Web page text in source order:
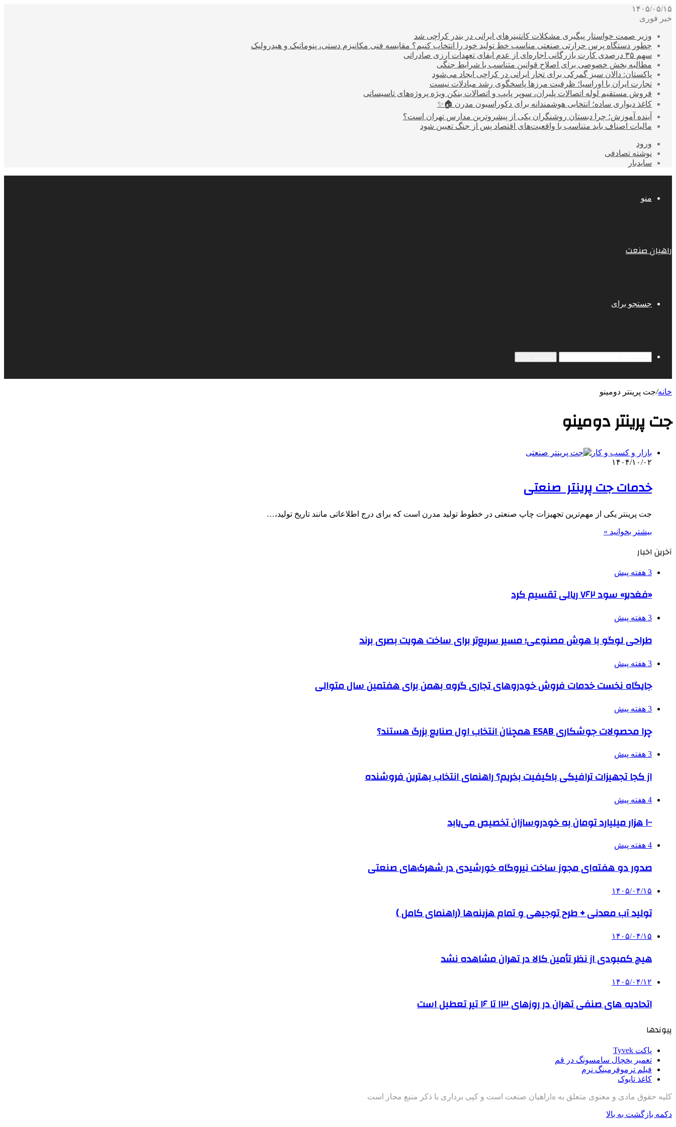
۱۴۰۵/۰۵/۱۵
خبر فوری
وزیر صمت خواستار پیگیری مشکلات کانتینرهای ایرانی در بندر کراچی شد
چطور دستگاه پرس حرارتی صنعتی مناسب خط تولید خود را انتخاب کنیم؟ مقایسه فنی مکانیزم دستی، پنوماتیک و هیدرولیک
سهم ۳۵ درصدی کارت بازرگانی اجاره‌ای از عدم ایفای تعهدات ارزی صادراتی
مطالبه بخش خصوصی برای اصلاح قوانین متناسب با شرایط جنگی
پاکستان: دالان سبز گمرکی برای تجار ایرانی در کراچی ایجاد می‌شود
تجارت ایران با اوراسیا؛ ظرفیت مرزها پاسخگوی رشد مبادلات نیست
فروش مستقیم لوله اتصالات پلیران، سوپر پایپ و اتصالات بنکن ویژه پروژه‌های تاسیساتی
کاغذ دیواری ساده؛ انتخابی هوشمندانه برای دکوراسیون مدرن 🏠✨
آینده آموزش؛ چرا دبستان روشنگران یکی از پیشروترین مدارس تهران است؟
مالیات اصناف باید متناسب با واقعیت‌های اقتصاد پس از جنگ تعیین شود
ورود
نوشته تصادفی
سایدبار
منو
راهیان صنعت
جستجو برای
خانه/جت پرینتر دومینو
جت پرینتر دومینو
بازار و کسب و کار
۱۴۰۴/۱۰/۰۲
خدمات جت پرینتر صنعتی
جت پرینتر یکی از مهم‌ترین تجهیزات چاپ صنعتی در خطوط تولید مدرن است که برای درج اطلاعاتی مانند تاریخ تولید،…
بیشتر بخوانید »
آخرین اخبار
3 هفته پیش
«فغدیر» سود ۷۶۲ ریالی تقسیم کرد
3 هفته پیش
طراحی لوگو با هوش مصنوعی؛ مسیر سریع‌تر برای ساخت هویت بصری برند
3 هفته پیش
جایگاه نخست خدمات فروش خودروهای تجاری گروه بهمن برای هفتمین سال متوالی
3 هفته پیش
چرا محصولات جوشکاری ESAB همچنان انتخاب اول صنایع بزرگ هستند؟
3 هفته پیش
از کجا تجهیزات ترافیکی باکیفیت بخریم؟ راهنمای انتخاب بهترین فروشنده
4 هفته پیش
۱۰۰ هزار میلیارد تومان به خودروسازان تخصیص می‌یابد
4 هفته پیش
صدور دو هفته‌ای مجوز ساخت نیروگاه خورشیدی در شهرک‌های صنعتی
۱۴۰۵/۰۴/۱۵
تولید آب معدنی + طرح توجیهی و تمام هزینه‌ها (راهنمای کامل )
۱۴۰۵/۰۴/۱۵
هیچ کمبودی از نظر تأمین کالا در تهران مشاهده نشد
۱۴۰۵/۰۴/۱۲
اتحادیه های صنفی تهران در روزهای ۱۳ تا ۱۶ تیر تعطیل است
پیوندها
پاکت Tyvek
تعمیر یخچال سامسونگ در قم
فیلم ترموفرمینگ نرم
کاغذ تایوک
کلیه حقوق مادی و معنوی متعلق به هlراهیان صنعت است و کپی برداری با ذکر منبع مجاز است
دکمه بازگشت به بالا